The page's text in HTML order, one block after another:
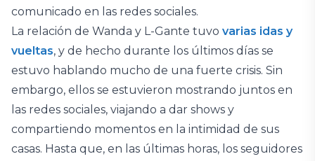
comunicado en las redes sociales.
La relación de Wanda y L-Gante tuvo varias idas y
vueltas, y de hecho durante los últimos días se
estuvo hablando mucho de una fuerte crisis. Sin
embargo, ellos se estuvieron mostrando juntos en
las redes sociales, viajando a dar shows y
compartiendo momentos en la intimidad de sus
casas. Hasta que, en las últimas horas, los seguidores